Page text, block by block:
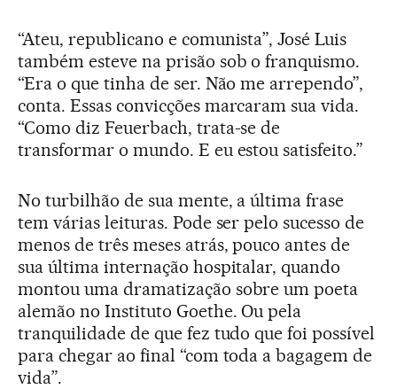
“Ateu, republicano e comunista”, José Luis
também esteve na prisão sob o franquismo.
“Era o que tinha de ser. Não me arrependo”,
conta. Essas convicções marcaram sua vida.
“Como diz Feuerbach, trata-se de
transformar o mundo. E eu estou satisfeito.”
No turbilhão de sua mente, a última frase
tem várias leituras. Pode ser pelo sucesso de
menos de três meses atrás, pouco antes de
sua última internação hospitalar, quando
montou uma dramatização sobre um poeta
alemão no Instituto Goethe. Ou pela
tranquilidade de que fez tudo que foi possível
para chegar ao final “com toda a bagagem de
vida”.